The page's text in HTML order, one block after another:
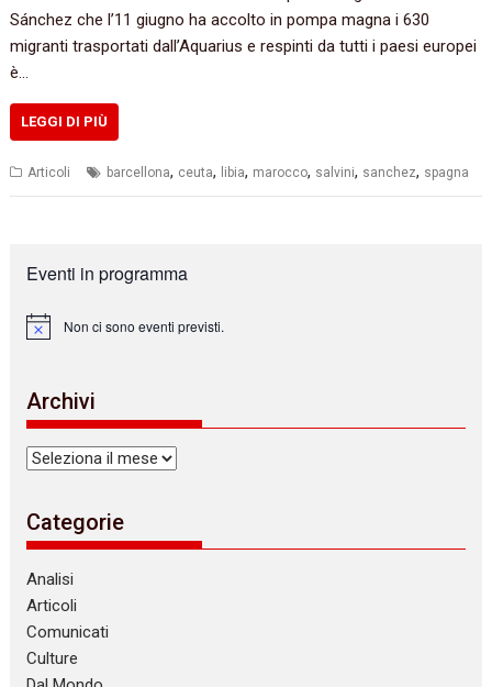
Sánchez che l’11 giugno ha accolto in pompa magna i 630
migranti trasportati dall’Aquarius e respinti da tutti i paesi europei
è…
LEGGI DI PIÙ
Articoli barcellona, ceuta, libia, marocco, salvini, sanchez, spagna
Eventi in programma
N
c
e
Non ci sono eventi previsti.
Archivi
Archivi
Categorie
Analisi
Articoli
Comunicati
Culture